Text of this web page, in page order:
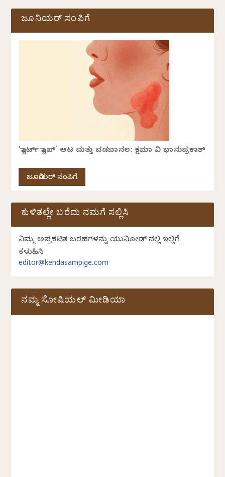
ಜೂನಿಯರ್ ಸಂಪಿಗೆ
‘ಸ್ಟಾರ್ಟ್ ಸ್ಟಾಪ್’ ಆಟ ಮತ್ತು ವಡಬಾನಲ: ಕ್ಷಮಾ ವಿ ಭಾನುಪ್ರಕಾಶ್
ಜೂನಿಯರ್ ಸಂಪಿಗೆ
ಕುಳಿತಲ್ಲೇ ಬರೆದು ನಮಗೆ ಸಲ್ಲಿಸಿ
ನಿಮ್ಮ ಅಪ್ರಕಟಿತ ಬರಹಗಳನ್ನು ಯುನಿಕೋಡ್ ನಲ್ಲಿ ಇಲ್ಲಿಗೆ
ಕಳುಹಿಸಿ
editor@kendasampige.com
ನಮ್ಮ ಸೋಷಿಯಲ್‌ ಮೀಡಿಯಾ